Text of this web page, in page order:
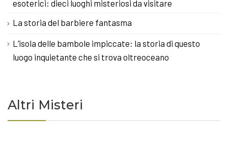
esoterici: dieci luoghi misteriosi da visitare
La storia del barbiere fantasma
L’isola delle bambole impiccate: la storia di questo
luogo inquietante che si trova oltreoceano
Altri Misteri